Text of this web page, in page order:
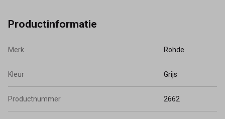
Productinformatie
Merk Rohde
Kleur Grijs
Productnummer 2662